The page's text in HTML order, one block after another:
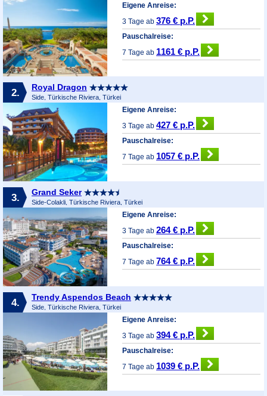
Eigene Anreise:
3 Tage ab376 € p.P.
Pauschalreise:
7 Tage ab 1161 € p.P.
2. Royal Dragon
Side, Türkische Riviera, Türkei
Eigene Anreise:
3 Tage ab427 € p.P.
Pauschalreise:
7 Tage ab 1057 € p.P.
3. Grand Seker
Side-Colakli, Türkische Riviera, Türkei
Eigene Anreise:
3 Tage ab264 € p.P.
Pauschalreise:
7 Tage ab 764 € p.P.
4. Trendy Aspendos Beach
Side, Türkische Riviera, Türkei
Eigene Anreise:
3 Tage ab394 € p.P.
Pauschalreise:
7 Tage ab 1039 € p.P.